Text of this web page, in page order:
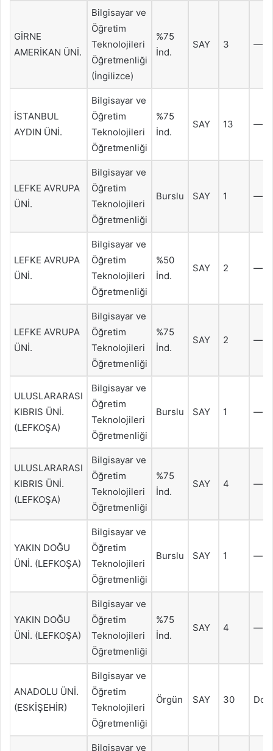
GİRNE
AMERİKAN ÜNİ.
Bilgisayar ve
Öğretim
Teknolojileri
Öğretmenliği
(İngilizce)
%75
İnd.
SAY 3 —
İSTANBUL
AYDIN ÜNİ.
Bilgisayar ve
Öğretim
Teknolojileri
Öğretmenliği
%75
İnd.
SAY 13 —
LEFKE AVRUPA
ÜNİ.
Bilgisayar ve
Öğretim
Teknolojileri
Öğretmenliği
Burslu SAY 1 —
LEFKE AVRUPA
ÜNİ.
Bilgisayar ve
Öğretim
Teknolojileri
Öğretmenliği
%50
İnd.
SAY 2 —
LEFKE AVRUPA
ÜNİ.
Bilgisayar ve
Öğretim
Teknolojileri
Öğretmenliği
%75
İnd.
SAY 2 —
ULUSLARARASI
KIBRIS ÜNİ.
(LEFKOŞA)
Bilgisayar ve
Öğretim
Teknolojileri
Öğretmenliği
Burslu SAY 1 —
ULUSLARARASI
KIBRIS ÜNİ.
(LEFKOŞA)
Bilgisayar ve
Öğretim
Teknolojileri
Öğretmenliği
%75
İnd.
SAY 4 —
YAKIN DOĞU
ÜNİ. (LEFKOŞA)
Bilgisayar ve
Öğretim
Teknolojileri
Öğretmenliği
Burslu SAY 1 —
YAKIN DOĞU
ÜNİ. (LEFKOŞA)
Bilgisayar ve
Öğretim
Teknolojileri
Öğretmenliği
%75
İnd.
SAY 4 —
ANADOLU ÜNİ.
(ESKİŞEHİR)
Bilgisayar ve
Öğretim
Teknolojileri
Öğretmenliği
Örgün SAY 30
Bilgisayar ve